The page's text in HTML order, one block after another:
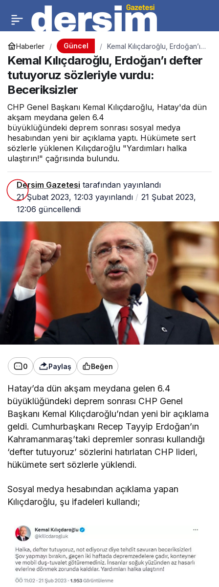
Haberler Güncel
Kemal Kılıçdaroğlu, Erdoğan’ı
defter tutuyoruz sözleriyle
vurdu: Beceriksizler
Kemal Kılıçdaroğlu, Erdoğan’ı defter
tutuyoruz sözleriyle vurdu:
Beceriksizler
CHP Genel Başkanı Kemal Kılıçdaroğlu, Hatay'da dün
akşam meydana gelen 6.4
büyüklüğündeki deprem sonrası sosyal medya
hesabından yeni bir açıklama yaptı. Hükümete sert
sözlerle yüklenen Kılıçdaroğlu "Yardımları halka
ulaştırın!" çağrısında bulundu.
Dersim Gazetesi tarafından yayınlandı
21 Şubat 2023, 12:03 yayınlandı
21 Şubat 2023,
12:06 güncellendi
0 Paylaş Beğen
Hatay’da dün akşam meydana gelen 6.4
büyüklüğündeki deprem sonrası CHP Genel
Başkanı Kemal Kılıçdaroğlu’ndan yeni bir açıklama
geldi. Cumhurbaşkanı Recep Tayyip Erdoğan’ın
Kahramanmaraş’taki depremler sonrası kullandığı
‘defter tutuyoruz’ sözlerini hatırlatan CHP lideri,
hükümete sert sözlerle yüklendi.
Sosyal medya hesabından açıklama yapan
Kılıçdaroğlu, şu ifadeleri kullandı;